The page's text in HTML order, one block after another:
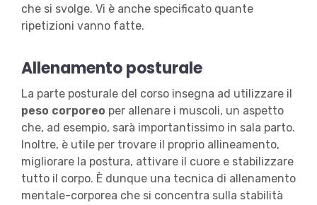
che si svolge. Vi è anche specificato quante
ripetizioni vanno fatte.
Allenamento posturale
La parte posturale del corso insegna ad utilizzare il
peso corporeo per allenare i muscoli, un aspetto
che, ad esempio, sarà importantissimo in sala parto.
Inoltre, è utile per trovare il proprio allineamento,
migliorare la postura, attivare il cuore e stabilizzare
tutto il corpo. È dunque una tecnica di allenamento
mentale-corporea che si concentra sulla stabilità